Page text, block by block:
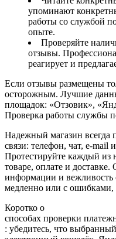
упоминают
работы со службой
опыте.
Проверяйте
отзывы.
реагирует и
Если отзывы размещены
осторожным. Лучшие
площадок: «Отзовик»,
Проверка работы службы
Надежный магазин всегда
связи: телефон, чат,
Протестируйте каждый из
товаре, оплате и доставке.
информации и вежливость
медленно или с ошибками,
Коротко о
способах проверки
: убедитесь, что